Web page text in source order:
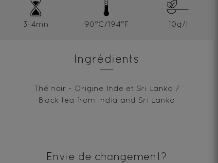
3-4mn 90°C/194°F 10g/l
Ingrédients
Thé noir - Origine Inde et Sri Lanka /
Black tea from India and Sri Lanka
Envie de changement?